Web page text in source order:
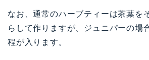
なお、通常のハーブティーは茶葉を
らして作りますが、ジュニパーの場
程が入ります。